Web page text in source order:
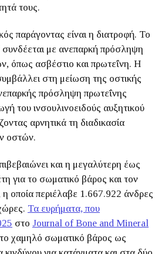
τους.
παράγοντας είναι η διατροφή. Το
με ανεπαρκή πρόσληψη
όπως ασβέστιο και πρωτεΐνη. Η
στη μείωση της οστικής
πρόσληψη πρωτεΐνης
του ινσουλινοειδούς αυξητικού
αρνητικά τη διαδικασία
οστών.
και η μεγαλύτερη έως
για το σωματικό βάρος και τον
οποία περιέλαβε 1.667.922 άνδρες
Τα ευρήματα, που
στο Journal of Bone and Mineral
το χαμηλό σωματικό βάρος ως